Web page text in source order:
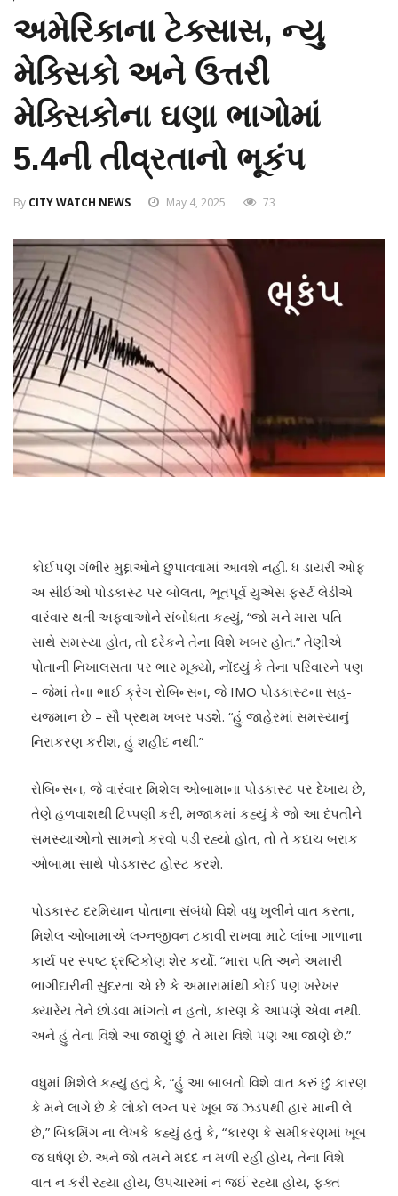
અમેરિકાના ટેક્સાસ, ન્યુ
મેક્સિકો અને ઉત્તરી
મેક્સિકોના ઘણા ભાગોમાં
5.4ની તીવ્રતાનો ભૂકંપ
By CITY WATCH NEWS May 4, 2025 73
કોઈપણ ગંભીર મુદ્દાઓને છુપાવવામાં આવશે નહીં. ધ ડાયરી ઓફ
અ સીઈઓ પોડકાસ્ટ પર બોલતા, ભૂતપૂર્વ યુએસ ફર્સ્ટ લેડીએ
વારંવાર થતી અફવાઓને સંબોધતા કહ્યું, “જો મને મારા પતિ
સાથે સમસ્યા હોત, તો દરેકને તેના વિશે ખબર હોત.” તેણીએ
પોતાની નિખાલસતા પર ભાર મૂક્યો, નોંધ્યું કે તેના પરિવારને પણ
– જેમાં તેના ભાઈ ક્રેગ રોબિન્સન, જે IMO પોડકાસ્ટના સહ-
યજમાન છે – સૌ પ્રથમ ખબર પડશે. “હું જાહેરમાં સમસ્યાનું
નિરાકરણ કરીશ, હું શહીદ નથી.”
રોબિન્સન, જે વારંવાર મિશેલ ઓબામાના પોડકાસ્ટ પર દેખાય છે,
તેણે હળવાશથી ટિપ્પણી કરી, મજાકમાં કહ્યું કે જો આ દંપતીને
સમસ્યાઓનો સામનો કરવો પડી રહ્યો હોત, તો તે કદાચ બરાક
ઓબામા સાથે પોડકાસ્ટ હોસ્ટ કરશે.
પોડકાસ્ટ દરમિયાન પોતાના સંબંધો વિશે વધુ ખુલીને વાત કરતા,
મિશેલ ઓબામાએ લગ્નજીવન ટકાવી રાખવા માટે લાંબા ગાળાના
કાર્ય પર સ્પષ્ટ દ્રષ્ટિકોણ શેર કર્યો. “મારા પતિ અને અમારી
ભાગીદારીની સુંદરતા એ છે કે અમારામાંથી કોઈ પણ ખરેખર
ક્યારેય તેને છોડવા માંગતો ન હતો, કારણ કે આપણે એવા નથી.
અને હું તેના વિશે આ જાણું છું. તે મારા વિશે પણ આ જાણે છે.”
વધુમાં મિશેલે કહ્યું હતું કે, “હું આ બાબતો વિશે વાત કરું છું કારણ
કે મને લાગે છે કે લોકો લગ્ન પર ખૂબ જ ઝડપથી હાર માની લે
છે,” બિકમિંગ ના લેખકે કહ્યું હતું કે, “કારણ કે સમીકરણમાં ખૂબ
જ ઘર્ષણ છે. અને જો તમને મદદ ન મળી રહી હોય, તેના વિશે
વાત ન કરી રહ્યા હોય, ઉપચારમાં ન જઈ રહ્યા હોય, ફક્ત